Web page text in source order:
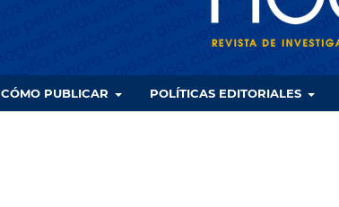
CÓMO PUBLICAR POLÍTICAS EDITORIALES